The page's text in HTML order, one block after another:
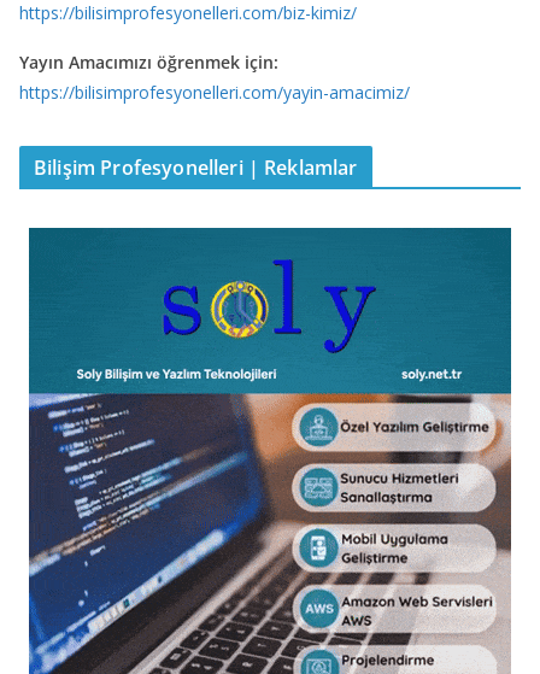
https://bilisimprofesyonelleri.com/biz-kimiz/
Yayın Amacımızı öğrenmek için:
https://bilisimprofesyonelleri.com/yayin-amacimiz/
Bilişim Profesyonelleri | Reklamlar